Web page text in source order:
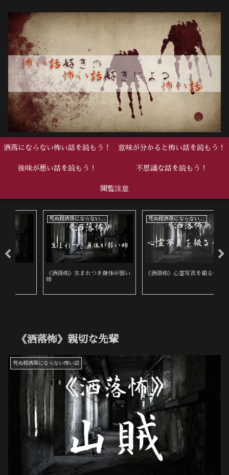
洒落にならない怖い話を読もう！ 意味が分かると怖い話を読もう！
後味が悪い話を読もう！ 不思議な話を読もう！
閲覧注意
死ぬ程洒落にならない怖い話
《洒落怖》心霊写真を撮る仕事 《洒落怖》ある田舎の葬式
《洒落怖》親切な先輩
死ぬ程洒落にならない怖い話